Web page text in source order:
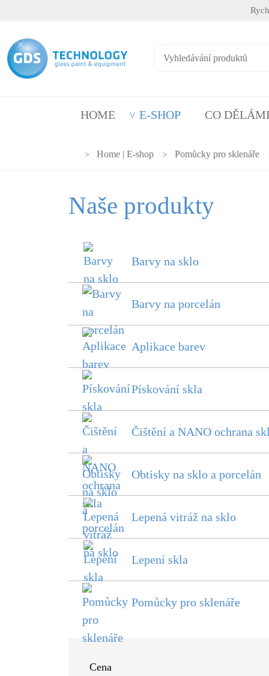
HOME E-SHOP CO
Home | E-shop Pomůcky pro sklenáře
Naše produkty
Barvy na sklo
Barvy na porcelán
Aplikace barev
Pískování skla
Čištění a NANO ochrana
Obtisky na sklo a porcelán
Lepená vitráž na sklo
Lepení skla
Pomůcky pro sklenáře
Cena